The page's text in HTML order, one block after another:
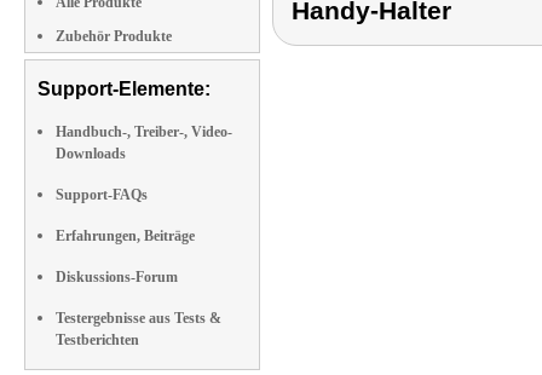
Zubehör Produkte
Support-Elemente:
Handbuch-, Treiber-, Video-
Downloads
Support-FAQs
Erfahrungen, Beiträge
Diskussions-Forum
Testergebnisse aus Tests &
Testberichten
Handy-Halter